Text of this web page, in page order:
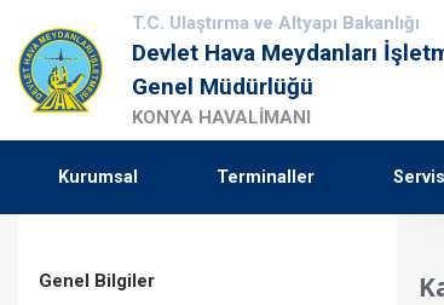
T.C. Ulaştırma ve Altyapı Bakanlığı
Devlet Hava Meydanları
Genel Müdürlüğü
KONYA HAVALİMANI
Kurumsal Terminaller
Genel Bilgiler